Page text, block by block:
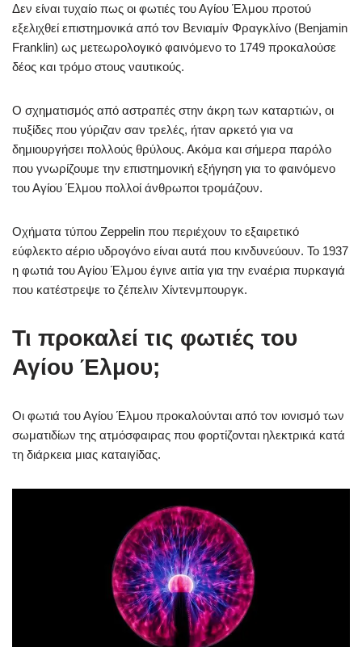
Δεν είναι τυχαίο πως οι φωτιές του Αγίου Έλμου προτού
εξελιχθεί επιστημονικά από τον Βενιαμίν Φραγκλίνο (Benjamin
Franklin) ως μετεωρολογικό φαινόμενο το 1749 προκαλούσε
δέος και τρόμο στους ναυτικούς.
Ο σχηματισμός από αστραπές στην άκρη των καταρτιών, οι
πυξίδες που γύριζαν σαν τρελές, ήταν αρκετό για να
δημιουργήσει πολλούς θρύλους. Ακόμα και σήμερα παρόλο
που γνωρίζουμε την επιστημονική εξήγηση για το φαινόμενο
του Αγίου Έλμου πολλοί άνθρωποι τρομάζουν.
Οχήματα τύπου Zeppelin που περιέχουν το εξαιρετικό
εύφλεκτο αέριο υδρογόνο είναι αυτά που κινδυνεύουν. Το 1937
η φωτιά του Αγίου Έλμου έγινε αιτία για την εναέρια πυρκαγιά
που κατέστρεψε το ζέπελιν Χίντενμπουργκ.
Τι προκαλεί τις φωτιές του
Αγίου Έλμου;
Οι φωτιά του Αγίου Έλμου προκαλούνται από τον ιονισμό των
σωματιδίων της ατμόσφαιρας που φορτίζονται ηλεκτρικά κατά
τη διάρκεια μιας καταιγίδας.